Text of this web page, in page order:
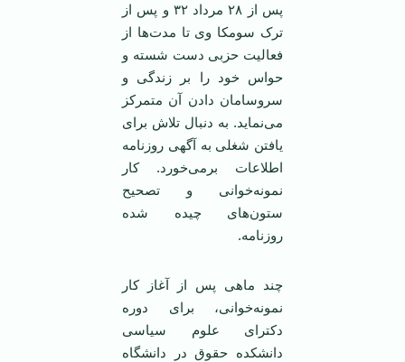
پس از ۲۸ مرداد ۳۲ و پس از
ترک سومکا وی تا مدت‌ها از
فعالیت حزبی دست شسته و
حواس خود را بر زندگی و
سروسامان دادن آن متمرکز
می‌نماید. به دنبال تلاش برای
یافتن شغلی به آگهی روزنامه
اطلاعات برمی‌خورد. کار
نمونه‌خوانی و تصحیح
ستون‌های چیده شده
روزنامه.
چند ماهی پس از آغاز کار
نمونه‌خوانی، برای دوره
دکترای علوم سیاسی
دانشکده حقوق در دانشگاه